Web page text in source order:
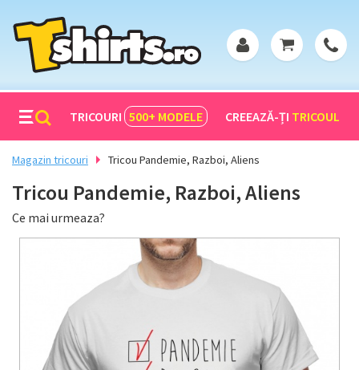
TRICOURI 500+ MODELE CREEAZĂ-ȚI TRICOUL
Magazin tricouri Tricou Pandemie, Razboi, Aliens
Tricou Pandemie, Razboi, Aliens
Ce mai urmeaza?